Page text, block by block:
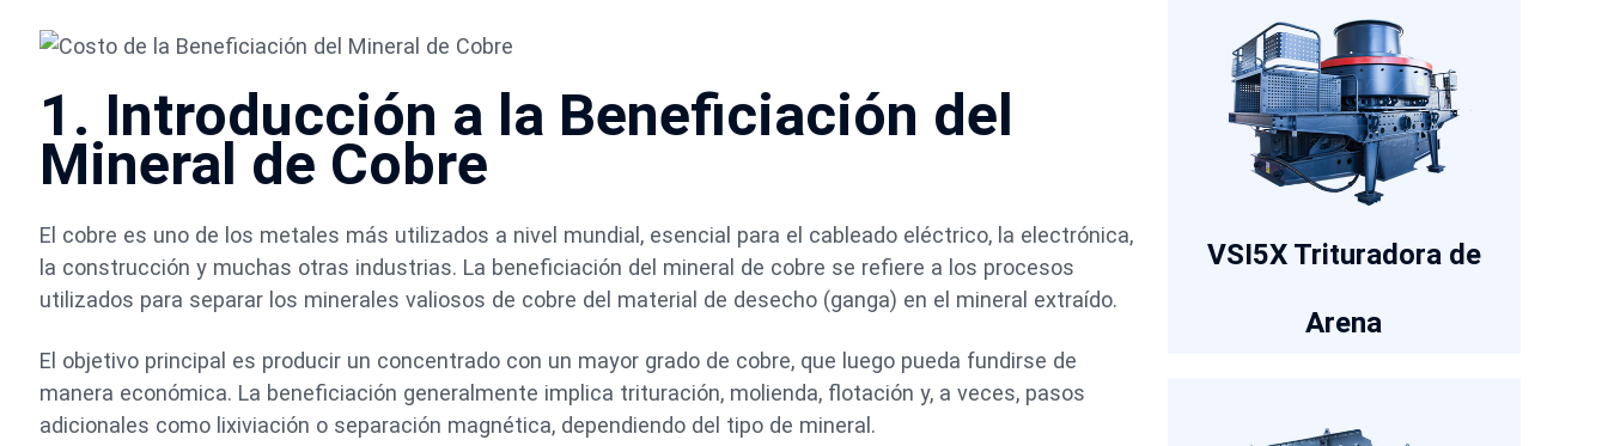
1. Introducción a la Beneficiación del
Mineral de Cobre
El cobre es uno de los metales más utilizados a nivel mundial, esencial para el cableado eléctrico, la electrónica,
la construcción y muchas otras industrias. La beneficiación del mineral de cobre se refiere a los procesos
utilizados para separar los minerales valiosos de cobre del material de desecho (ganga) en el mineral extraído.
El objetivo principal es producir un concentrado con un mayor grado de cobre, que luego pueda fundirse de
manera económica. La beneficiación generalmente implica trituración, molienda, flotación y, a veces, pasos
adicionales como lixiviación o separación magnética, dependiendo del tipo de mineral.
VSI5X Trituradora de
Arena